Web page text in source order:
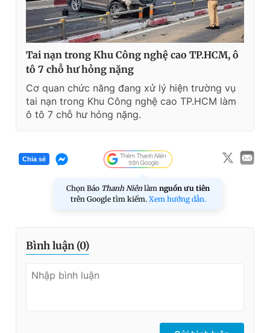
Tai nạn trong Khu Công nghệ cao TP.HCM, ô
tô 7 chỗ hư hỏng nặng
Cơ quan chức năng đang xử lý hiện trường vụ
tai nạn trong Khu Công nghệ cao TP.HCM làm
ô tô 7 chỗ hư hỏng nặng.
Chia sẻ
Chọn Báo Thanh Niên làm nguồn ưu tiên
trên Google tìm kiếm. Xem hướng dẫn.
Bình luận (0)